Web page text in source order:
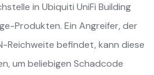
in Ubiquiti UniFi Building
Produkten. Ein Angreifer, der
Reichweite befindet, kann diese
um beliebigen Schadcode